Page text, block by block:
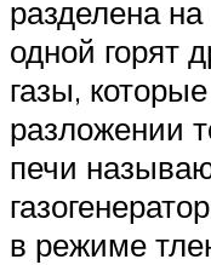
разделена
одной горят
газы,
разложении
печи
в режиме